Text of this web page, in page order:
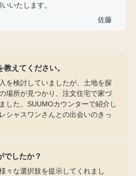
いたします。
佐藤
えてください。
を検討していましたが、土地を探
場所が見つかり、注文住宅で家づ
した。SUUMOカウンターで紹介し
シャスワンさんとの出会いのきっ
でしたか？
々な選択肢を提示してくれまし